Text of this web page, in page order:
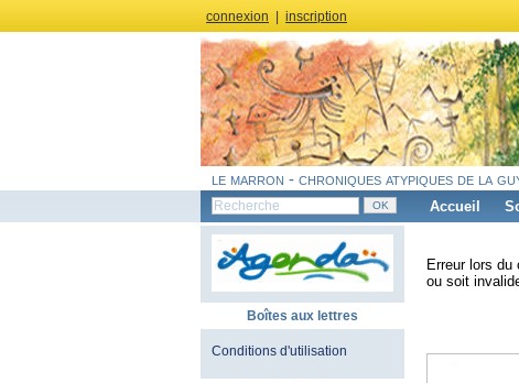
connexion inscription
le marron - chroniques atypiques de la
Accueil
Boîtes aux lettres
Conditions d'utilisation
Erreur lors
ou soit